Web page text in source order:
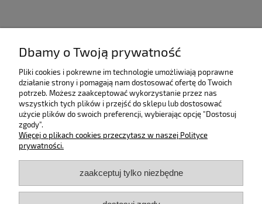
Moje konto
Płatności i dostawa
Dbamy o Twoją prywatność
Pliki cookies i pokrewne im technologie umożliwiają poprawne
działanie strony i pomagają nam dostosować ofertę do Twoich
potrzeb. Możesz zaakceptować wykorzystanie przez nas
wszystkich tych plików i przejść do sklepu lub dostosować
użycie plików do swoich preferencji, wybierając opcję "Dostosuj
zgody".
Więcej o plikach cookies przeczytasz w naszej Polityce
prywatności.
zaakceptuj tylko niezbędne